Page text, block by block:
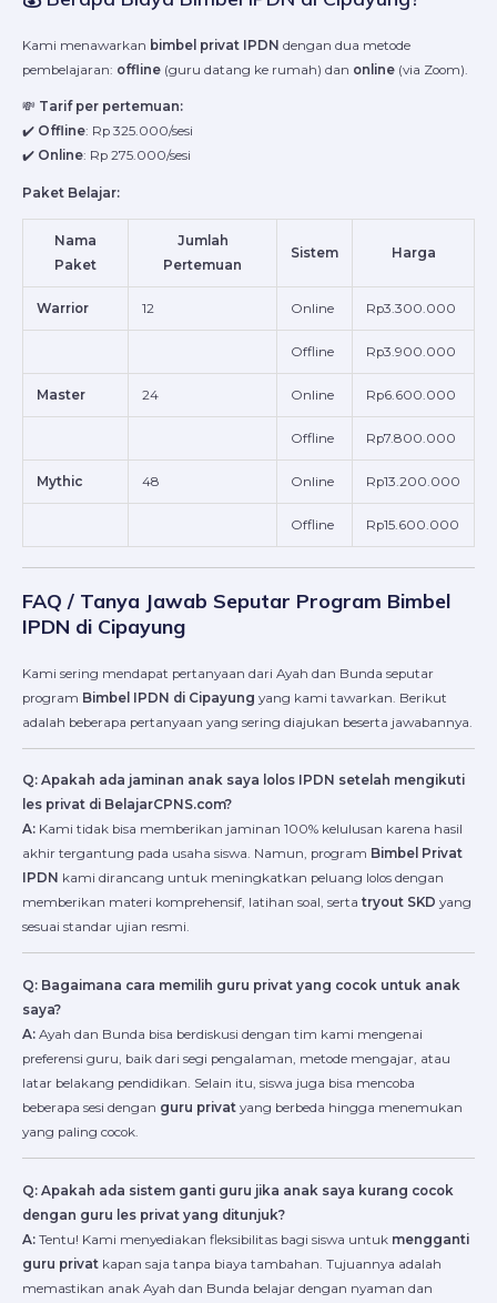
Kami menawarkan bimbel privat IPDN dengan dua metode
pembelajaran: offline (guru datang ke rumah) dan online (via Zoom).
💸 Tarif per pertemuan:
✔️ Offline: Rp 325.000/sesi
✔️ Online: Rp 275.000/sesi
Paket Belajar:
Nama
Paket
Jumlah
Pertemuan
Sistem Harga
Warrior 12 Online Rp3.300.000
Offline Rp3.900.000
Master 24 Online Rp6.600.000
Offline Rp7.800.000
Mythic 48 Online Rp13.200.000
Offline Rp15.600.000
FAQ / Tanya Jawab Seputar Program Bimbel
IPDN di Cipayung
Kami sering mendapat pertanyaan dari Ayah dan Bunda seputar
program Bimbel IPDN di Cipayung yang kami tawarkan. Berikut
adalah beberapa pertanyaan yang sering diajukan beserta jawabannya.
Q: Apakah ada jaminan anak saya lolos IPDN setelah mengikuti
les privat di BelajarCPNS.com?
A: Kami tidak bisa memberikan jaminan 100% kelulusan karena hasil
akhir tergantung pada usaha siswa. Namun, program Bimbel Privat
IPDN kami dirancang untuk meningkatkan peluang lolos dengan
memberikan materi komprehensif, latihan soal, serta tryout SKD yang
sesuai standar ujian resmi.
Q: Bagaimana cara memilih guru privat yang cocok untuk anak
saya?
A: Ayah dan Bunda bisa berdiskusi dengan tim kami mengenai
preferensi guru, baik dari segi pengalaman, metode mengajar, atau
latar belakang pendidikan. Selain itu, siswa juga bisa mencoba
beberapa sesi dengan guru privat yang berbeda hingga menemukan
yang paling cocok.
Q: Apakah ada sistem ganti guru jika anak saya kurang cocok
dengan guru les privat yang ditunjuk?
A: Tentu! Kami menyediakan fleksibilitas bagi siswa untuk mengganti
guru privat kapan saja tanpa biaya tambahan. Tujuannya adalah
memastikan anak Ayah dan Bunda belajar dengan nyaman dan